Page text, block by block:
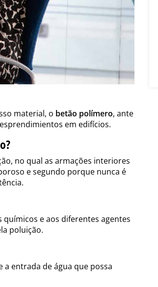
material, o betão polímero, ante
em edifícios.
no qual as armações interiores
e segundo porque nunca é
e aos diferentes agentes
poluição.
entrada de água que possa